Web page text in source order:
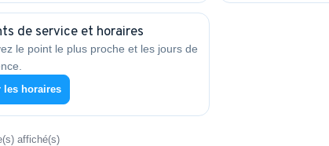
de service et horaires
le point le plus proche et les jours de
les horaires
affiché(s)